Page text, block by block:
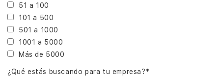
51 a 100
101 a 500
501 a 1000
1001 a 5000
Más de 5000
¿Qué estás buscando para tu empresa?*